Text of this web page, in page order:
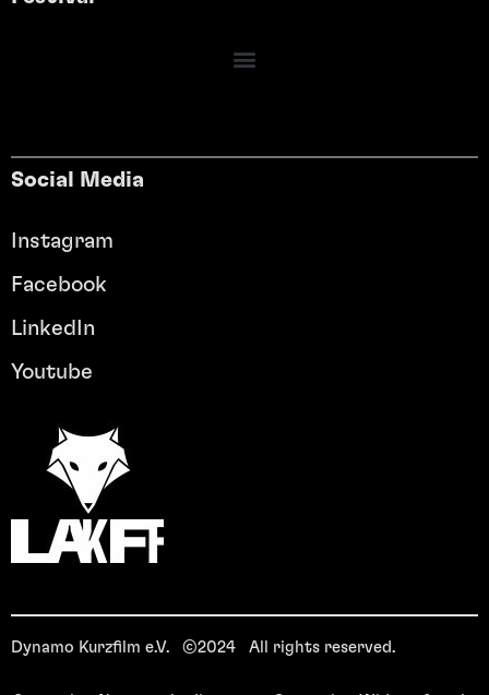
Social Media
Instagram
Facebook
LinkedIn
Youtube
Dynamo Kurzfilm e.V. ©2024 All rights reserved.